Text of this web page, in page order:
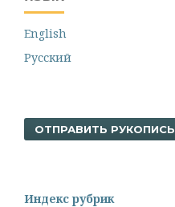
English
Русский
ОТПРАВИТЬ РУКОПИСЬ
Индекс рубрик